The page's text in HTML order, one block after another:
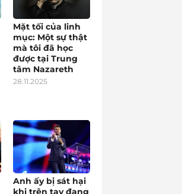
Mặt tối của linh
mục: Một sự thật
mà tôi đã học
được tại Trung
tâm Nazareth
28.11.2025
Anh ấy bị sát hại
khi trên tay đang